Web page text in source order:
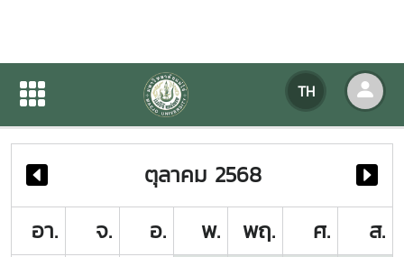
TH
ปฏิทินกิจกรรมของหน่วยงาน
ปฏิทินกิจกรรมของหน่วยงาน
ตุลาคม 2568
อา.
จ. อ. พ. พฤ. ศ.
ส.